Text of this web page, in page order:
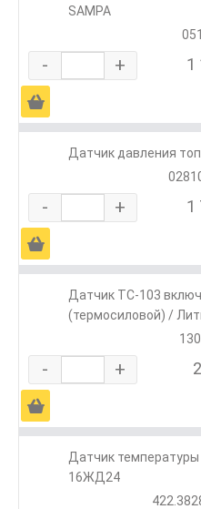
SAMPA
- + 1
Ä
Датчик давления
- + 1
Ä
Датчик ТС-103
(термосиловой) /
- +
Ä
Датчик
16ЖД24